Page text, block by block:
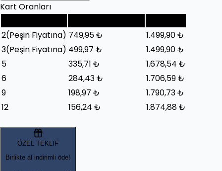
Kart Oranları
2(Peşin Fiyatına) 749,95 ₺
1.499,90 ₺
3(Peşin Fiyatına) 499,97 ₺
1.499,90 ₺
5
335,71 ₺
1.678,54 ₺
6
284,43 ₺
1.706,59 ₺
9
198,97 ₺
1.790,73 ₺
12
156,24 ₺ 1.874,88 ₺
ÖZEL TEKLİF
Birlikte al indirimli öde!